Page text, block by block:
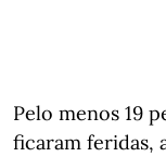
Pelo menos 19
ficaram feridas,